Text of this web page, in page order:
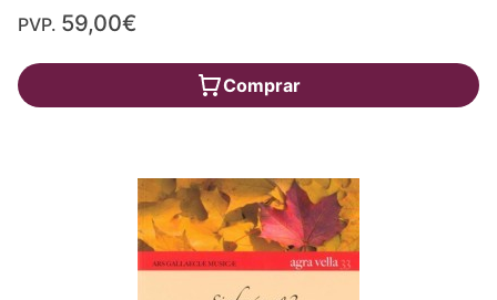
PVP. 59,00€
Comprar